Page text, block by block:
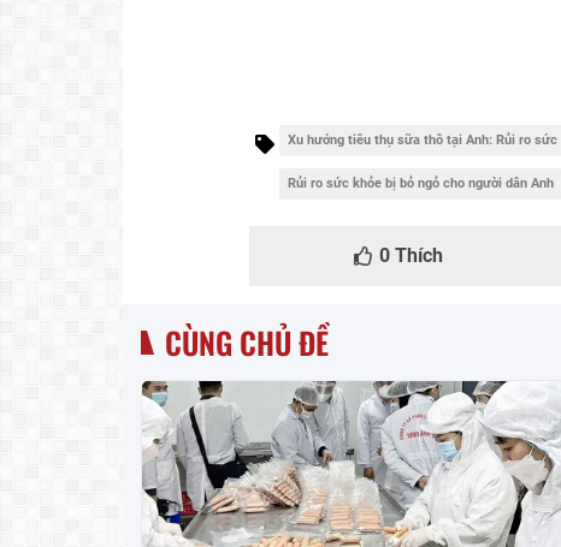
Xu hướng tiêu thụ sữa thô tại Anh: Rủi ro sức
Rủi ro sức khỏe bị bỏ ngỏ cho người dân Anh
0 Thích
CÙNG CHỦ ĐỀ